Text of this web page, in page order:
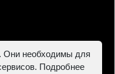
781302555843,
Они необходимы для
Подробнее